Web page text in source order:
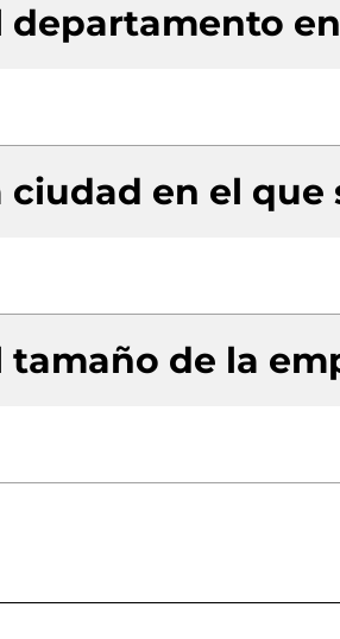
departamento
ciudad en el que
tamaño de la